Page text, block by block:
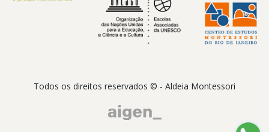
Todos os direitos reservados © - Aldeia Montessori